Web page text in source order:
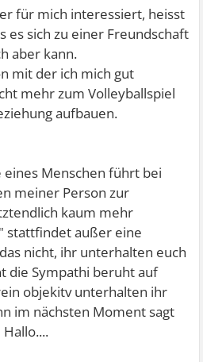
für mich interessiert, heisst
es sich zu einer Freundschaft
aber kann.
mit der ich mich gut
mehr zum Volleyballspiel
aufbauen.
eines Menschen führt bei
meiner Person zur
kaum mehr
stattfindet außer eine
nicht, ihr unterhalten euch
die Sympathi beruht auf
objekitv unterhalten ihr
im nächsten Moment sagt